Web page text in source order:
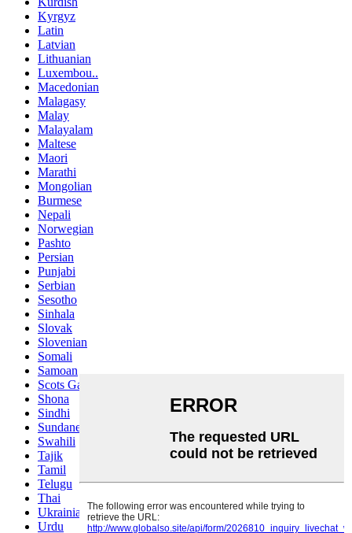
Kyrgyz
Latin
Latvian
Lithuanian
Luxembou..
Macedonian
Malagasy
Malay
Malayalam
Maltese
Maori
Marathi
Mongolian
Burmese
Nepali
Norwegian
Pashto
Persian
Punjabi
Serbian
Sesotho
Sinhala
Slovak
Slovenian
Somali
Samoan
Scots Gaelic
Shona
Sindhi
Sundanese
Swahili
Tajik
Tamil
Telugu
Thai
Ukrainian
Urdu